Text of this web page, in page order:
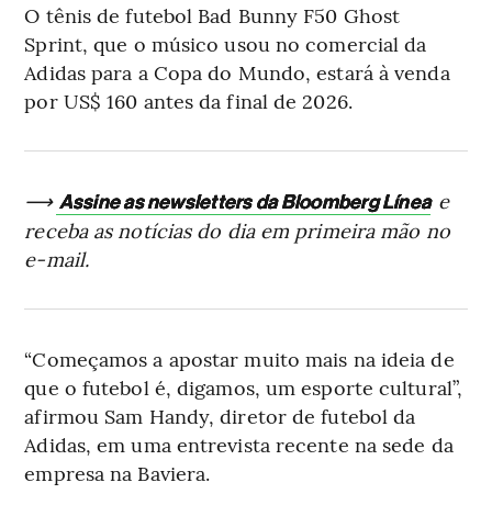
O tênis de futebol Bad Bunny F50 Ghost
Sprint, que o músico usou no comercial da
Adidas para a Copa do Mundo, estará à venda
por US$ 160 antes da final de 2026.
⟶ Assine as newsletters da Bloomberg Línea e
receba as notícias do dia em primeira mão no
e-mail.
“Começamos a apostar muito mais na ideia de
que o futebol é, digamos, um esporte cultural”,
afirmou Sam Handy, diretor de futebol da
Adidas, em uma entrevista recente na sede da
empresa na Baviera.